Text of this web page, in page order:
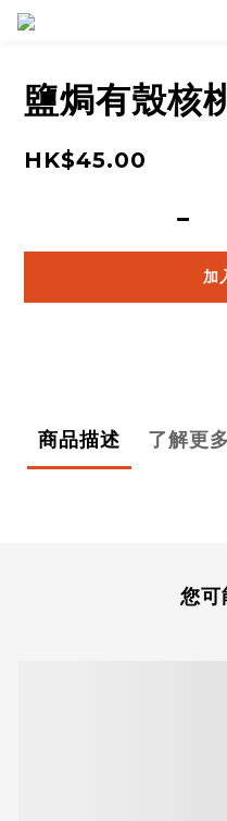
鹽焗有殼核
HK$45.00
加
商品描述 了解更多
您